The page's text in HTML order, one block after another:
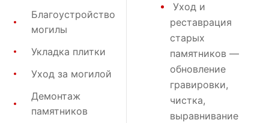
Благоустройство
могилы
Укладка плитки
Уход за могилой
Демонтаж
памятников
Уход и
реставрация
старых
памятников —
обновление
гравировки,
чистка,
выравнивание